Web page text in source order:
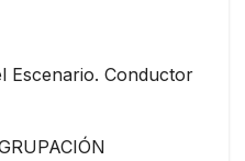
Escenario. Conductor